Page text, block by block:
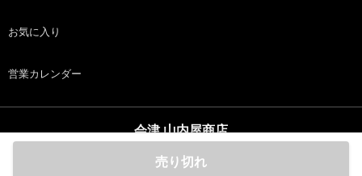
売り切れ
お気に入り
営業カレンダー
会津 山内屋商店
copyright (c) 会津 山内屋商店 all rights reserved.